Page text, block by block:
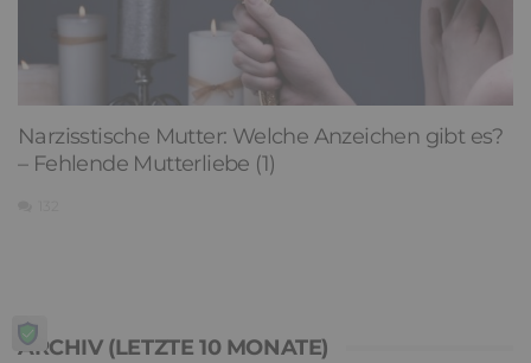
Narzisstische Mutter: Welche Anzeichen gibt es?
– Fehlende Mutterliebe (1)
ARCHIV (LETZTE 10 MONATE)